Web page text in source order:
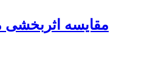
مقایسه اثربخشی